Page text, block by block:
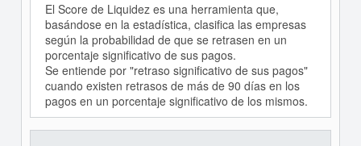
El Score de Liquidez es una herramienta que,
basándose en la estadística, clasifica las empresas
según la probabilidad de que se retrasen en un
porcentaje significativo de sus pagos.
Se entiende por "retraso significativo de sus pagos"
cuando existen retrasos de más de 90 días en los
pagos en un porcentaje significativo de los mismos.